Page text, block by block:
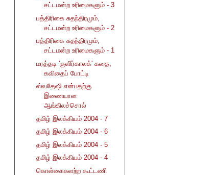
சட்டமன்ற உரிமைகளும் - 3
பத்திரிகை சுதந்திரமும்,
சட்டமன்ற உரிமைகளும் - 2
பத்திரிகை சுதந்திரமும்,
சட்டமன்ற உரிமைகளும் - 1
மரத்தடி 'குளிர்காலக்' கதை,
கவிதைப் போட்டி
ஸ்வதேஷி என்பதற்கு
இணையான
ஆங்கிலச்சொல்
தமிழ் இலக்கியம் 2004 - 7
தமிழ் இலக்கியம் 2004 - 6
தமிழ் இலக்கியம் 2004 - 5
தமிழ் இலக்கியம் 2004 - 4
கொள்கைகளற்ற கூட்டணி